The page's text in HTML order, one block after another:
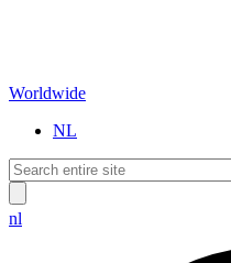
Worldwide
NL
nl